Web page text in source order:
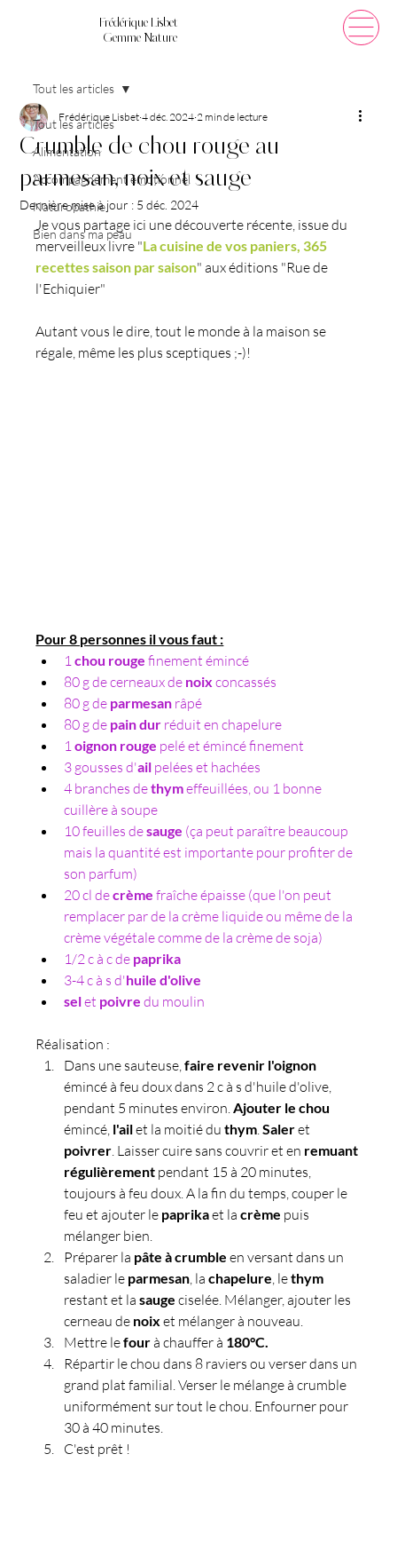
Frédérique Lisbet
Gemme Nature
Tout les articles
Alimentation
Accompagnement émotionnel
Naturopathie
Bien dans ma peau
Tout les articles
Crumble de chou rouge au
parmesan, noix et sauge
Frédérique Lisbet 4 déc. 2024 2 min de lecture
Dernière mise à jour : 5 déc. 2024
Je vous partage ici une découverte récente, issue du
merveilleux livre "La cuisine de vos paniers, 365
recettes saison par saison" aux éditions "Rue de
l'Echiquier"
Autant vous le dire, tout le monde à la maison se
régale, même les plus sceptiques ;-)!
Pour 8 personnes il vous faut :
1 chou rouge finement émincé
80 g de cerneaux de noix concassés
80 g de parmesan râpé
80 g de pain dur réduit en chapelure
1 oignon rouge pelé et émincé finement
3 gousses d'ail pelées et hachées
4 branches de thym effeuillées, ou 1 bonne
cuillère à soupe
10 feuilles de sauge (ça peut paraître beaucoup
mais la quantité est importante pour profiter de
son parfum)
20 cl de crème fraîche épaisse (que l'on peut
remplacer par de la crème liquide ou même de la
crème végétale comme de la crème de soja)
1/2 c à c de paprika
3-4 c à s d'huile d'olive
sel et poivre du moulin
Réalisation :
Dans une sauteuse, faire revenir l'oignon
émincé à feu doux dans 2 c à s d'huile d'olive,
pendant 5 minutes environ. Ajouter le chou
émincé, l'ail et la moitié du thym. Saler et
poivrer. Laisser cuire sans couvrir et en remuant
régulièrement pendant 15 à 20 minutes,
toujours à feu doux. A la fin du temps, couper le
feu et ajouter le paprika et la crème puis
mélanger bien.
Préparer la pâte à crumble en versant dans un
saladier le parmesan, la chapelure, le thym
restant et la sauge ciselée. Mélanger, ajouter les
cerneau de noix et mélanger à nouveau.
Mettre le four à chauffer à 180°C.
Répartir le chou dans 8 raviers ou verser dans un
grand plat familial. Verser le mélange à crumble
uniformément sur tout le chou. Enfourner pour
30 à 40 minutes.
C'est prêt !